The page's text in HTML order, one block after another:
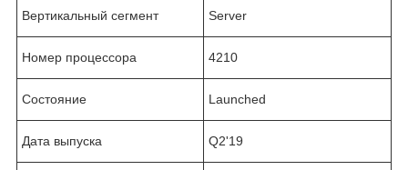
Вертикальный сегмент Server
Номер процессора 4210
Состояние Launched
Дата выпуска Q2'19